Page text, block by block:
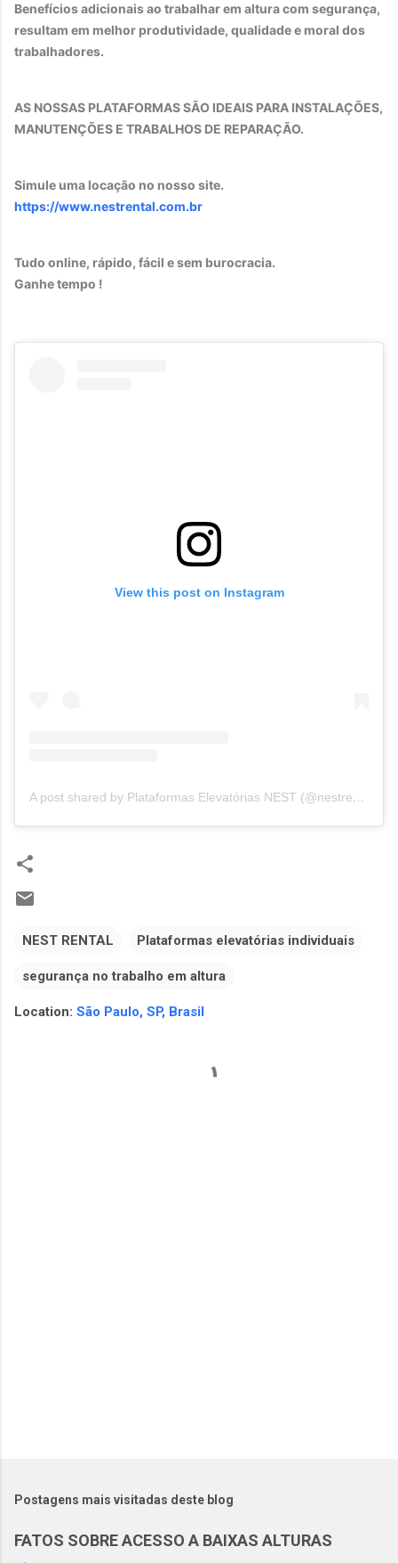
Benefícios adicionais ao trabalhar em altura com segurança,
resultam em melhor produtividade, qualidade e moral dos
trabalhadores.
AS NOSSAS PLATAFORMAS SÃO IDEAIS PARA INSTALAÇÕES,
MANUTENÇÕES E TRABALHOS DE REPARAÇÃO.
Simule uma locação no nosso site.
https://www.nestrental.com.br
Tudo online, rápido, fácil e sem burocracia.
Ganhe tempo !
View this post on Instagram
A post shared by Plataformas Elevatórias NEST (@nestrental)
NEST RENTAL Plataformas elevatórias individuais
segurança no trabalho em altura
Location: São Paulo, SP, Brasil
Postagens mais visitadas deste blog
FATOS SOBRE ACESSO A BAIXAS ALTURAS